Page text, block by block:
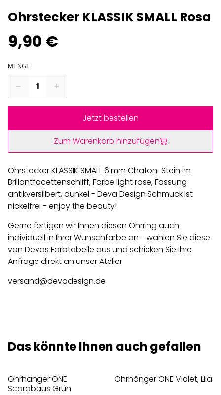
Ohrstecker KLASSIK SMALL Rosa
9,90 €
MENGE
Jetzt bestellen
Zum Warenkorb hinzufügen
Ohrstecker KLASSIK SMALL 6 mm Chaton-Stein im
Brillantfacettenschliff, Farbe light rose, Fassung
antikversilbert, dunkel - Deva Design Schmuck ist
nickelfrei - enjoy the beauty!
Gerne fertigen wir Ihnen diesen Ohrring auch
individuell in Ihrer Wunschfarbe an - wählen Sie diese
von Devas Farbtabelle aus und schicken Sie Ihre
Anfrage direkt an unser Atelier
versand@devadesign.de
Das könnte Ihnen auch gefallen
Ohrhänger ONE
Scarabäus Grün
Ohrhänger ONE Violet, Lila